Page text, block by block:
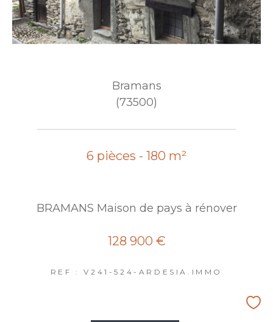
Bramans
(73500)
6 pièces - 180 m²
BRAMANS Maison de pays à rénover
128 900 €
REF : V241-524-ARDESIA.IMMO